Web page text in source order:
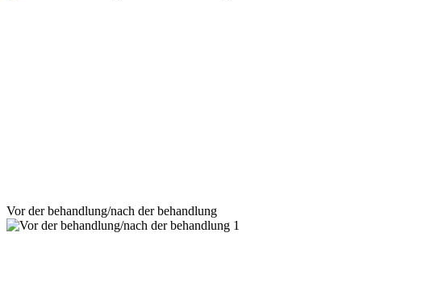
Vor der behandlung/nach der behandlung